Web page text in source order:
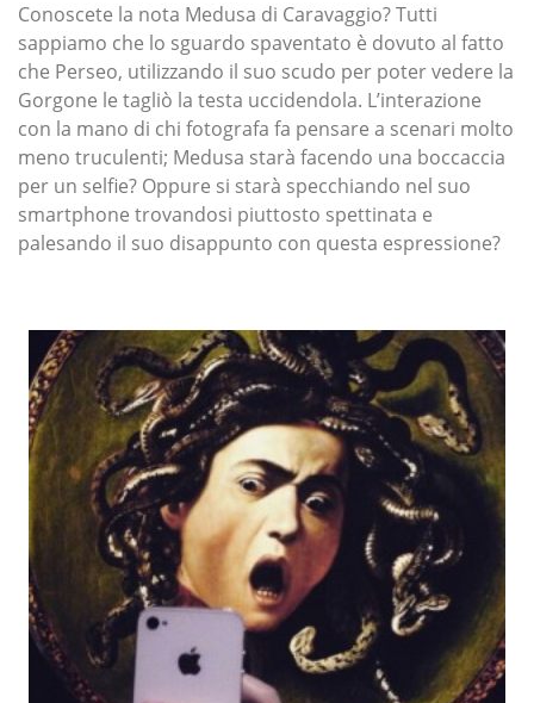
Conoscete la nota Medusa di Caravaggio? Tutti
sappiamo che lo sguardo spaventato è dovuto al fatto
che Perseo, utilizzando il suo scudo per poter vedere la
Gorgone le tagliò la testa uccidendola. L’interazione
con la mano di chi fotografa fa pensare a scenari molto
meno truculenti; Medusa starà facendo una boccaccia
per un selfie? Oppure si starà specchiando nel suo
smartphone trovandosi piuttosto spettinata e
palesando il suo disappunto con questa espressione?